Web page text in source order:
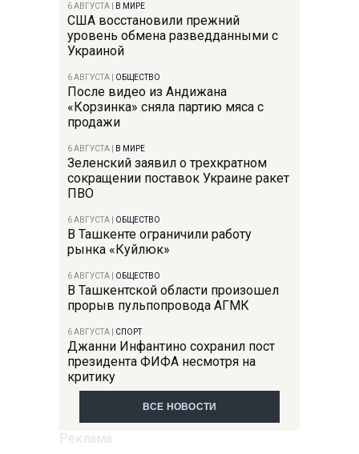
6 АВГУСТА В МИРЕ
США восстановили прежний
уровень обмена разведданными с
Украиной
6 АВГУСТА ОБЩЕСТВО
После видео из Андижана
«Корзинка» сняла партию мяса с
продажи
6 АВГУСТА В МИРЕ
Зеленский заявил о трехкратном
сокращении поставок Украине ракет
ПВО
6 АВГУСТА ОБЩЕСТВО
В Ташкенте ограничили работу
рынка «Куйлюк»
6 АВГУСТА ОБЩЕСТВО
В Ташкентской области произошел
прорыв пульпопровода АГМК
6 АВГУСТА СПОРТ
Джанни Инфантино сохранил пост
президента ФИФА несмотря на
критику
ВСЕ НОВОСТИ